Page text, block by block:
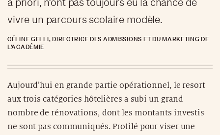
vivre un parcours scolaire modèle.
CÉLINE GELLI, DIRECTRICE DES ADMISSIONS ET DU MARKETING DE
L’ACADÉMIE
Aujourd’hui en grande partie opérationnel, le resort
aux trois catégories hôtelières a subi un grand
nombre de rénovations, dont les montants investis
ne sont pas communiqués. Profilé pour viser une